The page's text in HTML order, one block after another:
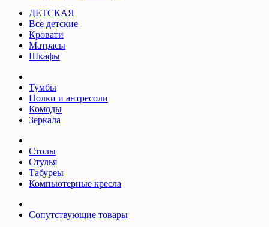
ДЕТСКАЯ
Все детские
Кровати
Матрасы
Шкафы
Тумбы
Полки и антресоли
Комоды
Зеркала
Столы
Стулья
Табуреы
Компьютерные кресла
Сопутствующие товары